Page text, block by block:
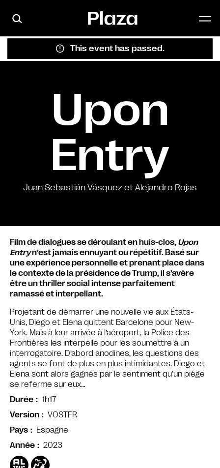
This event has passed.
Upon
Entry
Juan Sebastián Vásquez et Alejandro Rojas
Film de dialogues se déroulant en huis-clos, Upon
Entryn’est jamais ennuyant ou répétitif. Basé sur
une expérience personnelle et prenant place dans
le contexte de la présidence de Trump, il s’avère
être un thriller social intense parfaitement
ramassé et interpellant.
Projetant de démarrer une nouvelle vie aux États-
Unis, Diego et Elena quittent Barcelone pour New-
York. Mais à leur arrivée à l’aéroport, la Police des
Frontières les interpelle pour les soumettre à un
interrogatoire. D’abord anodines, les questions des
agents se font de plus en plus intimidantes. Diego et
Elena sont alors gagnés par le sentiment qu’un piège
se referme sur eux…
Durée
1h17
Version
VOSTFR
Pays
Espagne
Année
2023